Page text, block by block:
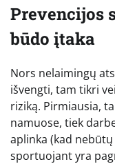
Prevencijos
būdo įtaka
Nors nelaimingų
išvengti, tam tikri
riziką. Pirmiausia,
namuose, tiek
aplinka (kad
sportuojant yra